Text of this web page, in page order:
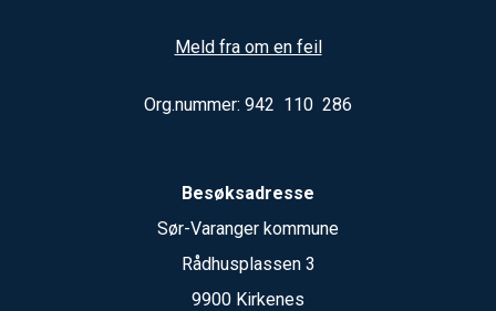
Meld fra om en feil
Org.nummer: 942 110 286
Besøksadresse
Sør-Varanger kommune
Rådhusplassen 3
9900 Kirkenes